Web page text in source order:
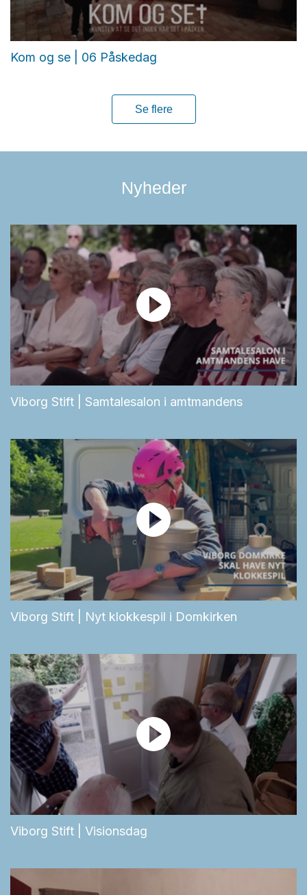
Kom og se | 06 Påskedag
Se flere
Nyheder
Viborg Stift | Samtalesalon i amtmandens
Viborg Stift | Nyt klokkespil i Domkirken
Viborg Stift | Visionsdag